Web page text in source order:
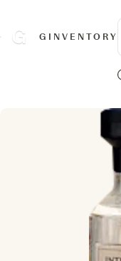
GINVENTORY